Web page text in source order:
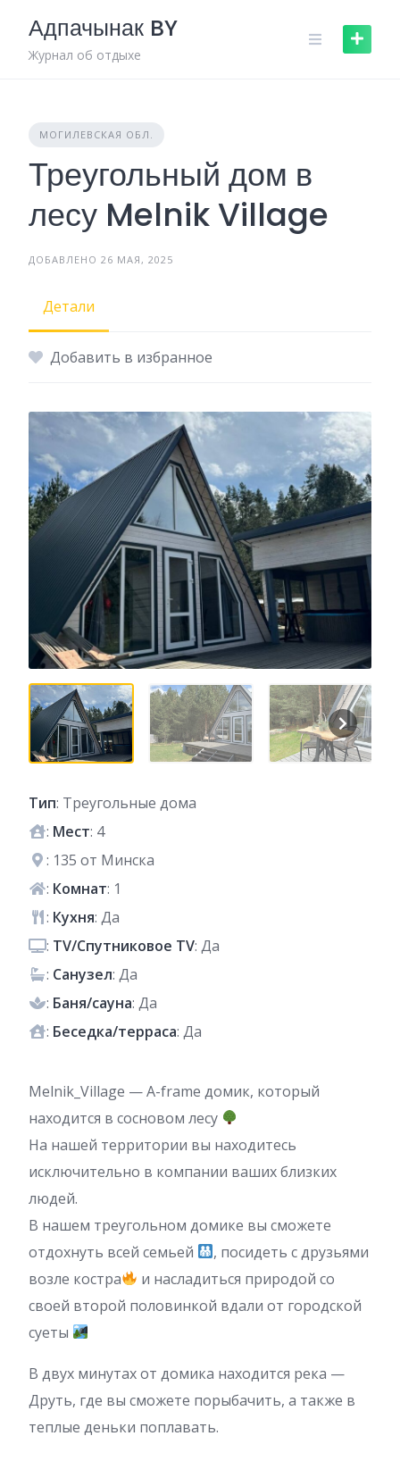
content
Адпачынак BY
Журнал об отдыхе
МОГИЛЕВСКАЯ ОБЛ.
Треугольный дом в
лесу Melnik Village
ДОБАВЛЕНО 26 МАЯ, 2025
Детали
Добавить в избранное
Тип: Треугольные дома
: Мест: 4
: 135 от Минска
: Комнат: 1
: Кухня: Да
: TV/Спутниковое TV: Да
: Санузел: Да
: Баня/сауна: Да
: Беседка/терраса: Да
Melnik_Village — A-frame домик, который
находится в сосновом лесу
На нашей территории вы находитесь
исключительно в компании ваших близких
людей.
В нашем треугольном домике вы сможете
отдохнуть всей семьей
, посидеть с друзьями
возле костра
и насладиться природой со
своей второй половинкой вдали от городской
суеты
В двух минутах от домика находится река —
Друть, где вы сможете порыбачить, а также в
теплые деньки поплавать.